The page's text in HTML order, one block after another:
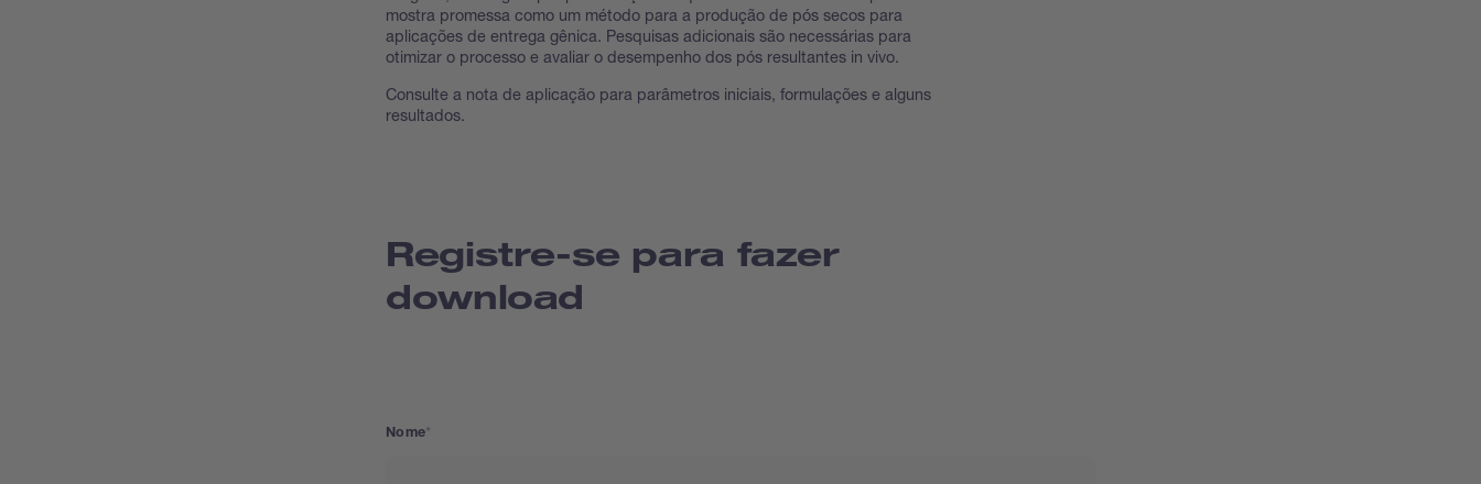
mostra promessa como um método para a produção de pós secos para
aplicações de entrega gênica. Pesquisas adicionais são necessárias para
otimizar o processo e avaliar o desempenho dos pós resultantes in vivo.
Consulte a nota de aplicação para parâmetros iniciais, formulações e alguns
resultados.
Registre-se para fazer
download
Nome